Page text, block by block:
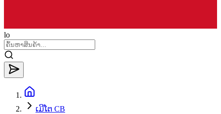
lo
ເມີໂຕ CB